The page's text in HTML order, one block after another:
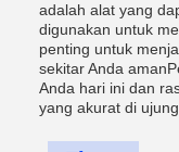
adalah alat yang
digunakan untuk
penting untuk
sekitar Anda
Anda hari ini dan
yang akurat di ujung